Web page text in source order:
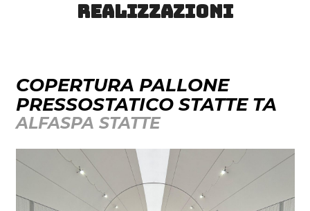
Realizzazioni
COPERTURA PALLONE
PRESSOSTATICO STATTE TA
ALFASPA STATTE